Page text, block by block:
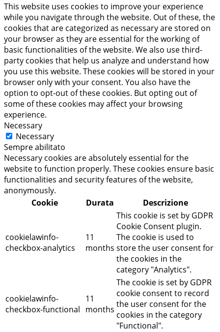
This website uses cookies to improve your experience
while you navigate through the website. Out of these, the
cookies that are categorized as necessary are stored on
your browser as they are essential for the working of
basic functionalities of the website. We also use third-
party cookies that help us analyze and understand how
you use this website. These cookies will be stored in your
browser only with your consent. You also have the
option to opt-out of these cookies. But opting out of
some of these cookies may affect your browsing
experience.
Necessary
Necessary
Sempre abilitato
Necessary cookies are absolutely essential for the
website to function properly. These cookies ensure basic
functionalities and security features of the website,
anonymously.
Cookie
Durata Descrizione
cookielawinfo-
checkbox-analytics
11
months
This cookie is set by GDPR
Cookie Consent plugin.
The cookie is used to
store the user consent for
the cookies in the
category "Analytics".
cookielawinfo-
checkbox-functional
11
months
The cookie is set by GDPR
cookie consent to record
the user consent for the
cookies in the category
"Functional".